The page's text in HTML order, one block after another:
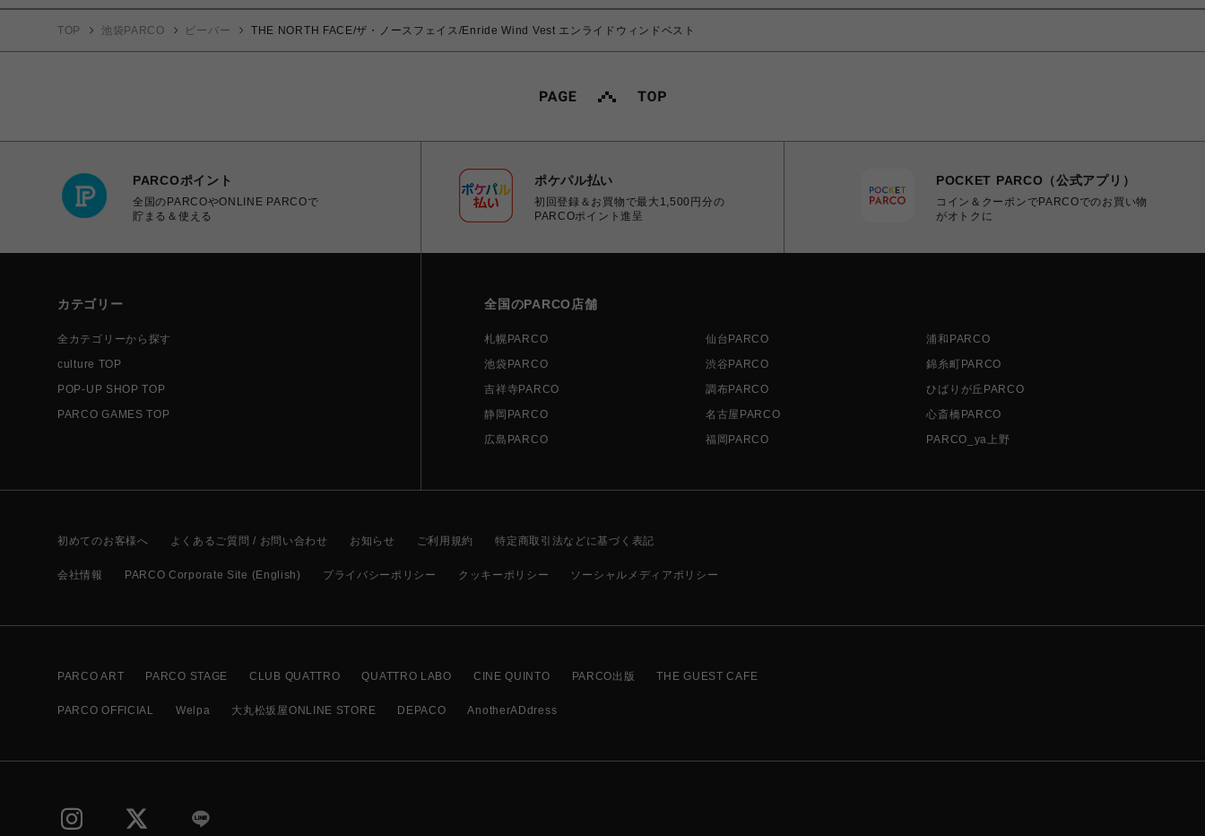
TOP 池袋PARCO ビーバー THE NORTH FACE/ザ・ノースフェイス/Enride Wind Vest エンライドウィンドベスト
PARCOポイント
全国のPARCOやONLINE PARCOで
貯まる＆使える
ポケパル払い
初回登録＆お買物で最大1,500円分の
PARCOポイント進呈
POCKET PARCO（公式アプリ）
コイン＆クーポンでPARCOでのお買い物
がオトクに
カテゴリー
全カテゴリーから探す
culture TOP
POP-UP SHOP TOP
PARCO GAMES TOP
全国のPARCO店舗
札幌PARCO 仙台PARCO
浦和PARCO
池袋PARCO
渋谷PARCO
錦糸町PARCO
吉祥寺PARCO
調布PARCO
ひばりが丘PARCO
静岡PARCO
名古屋PARCO
心斎橋PARCO
広島PARCO
福岡PARCO PARCO_ya上野
初めてのお客様へ よくあるご質問 / お問い合わせ お知らせ ご利用規約 特定商取引法などに基づく表記
会社情報 PARCO Corporate Site (English) プライバシーポリシー クッキーポリシー ソーシャルメディアポリシー
PARCO ART PARCO STAGE CLUB QUATTRO QUATTRO LABO CINE QUINTO PARCO出版 THE GUEST CAFE
PARCO OFFICIAL Welpa 大丸松坂屋ONLINE STORE DEPACO AnotherADdress